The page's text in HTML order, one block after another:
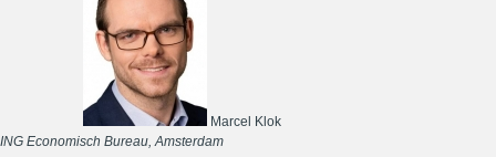
Marcel Klok
ING Economisch Bureau, Amsterdam